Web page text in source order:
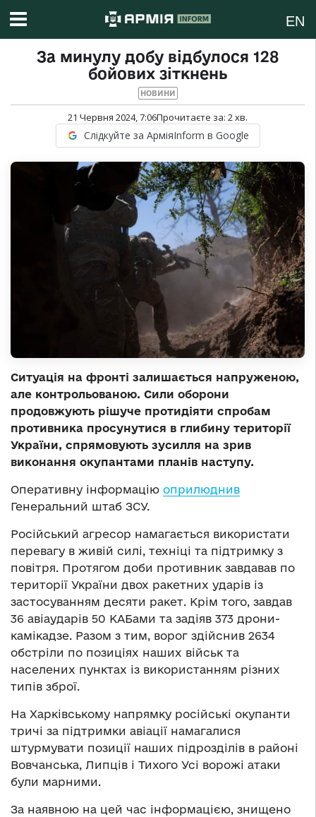
EN
За минулу добу відбулося 128
бойових зіткнень
НОВИНИ
21 Червня 2024, 7:06Прочитаєте за: 2хв.
Слідкуйте за АрміяInform в Google
Ситуація на фронті залишається напруженою,
але контрольованою. Сили оборони
продовжують рішуче протидіяти спробам
противника просунутися в глибину території
України, спрямовують зусилля на зрив
виконання окупантами планів наступу.
Оперативну інформацію оприлюднив
Генеральний штаб ЗСУ.
Російський агресор намагається використати
перевагу в живій силі, техніці та підтримку з
повітря. Протягом доби противник завдавав по
території України двох ракетних ударів із
застосуванням десяти ракет. Крім того, завдав
36 авіаударів 50 КАБами та задіяв 373 дрони-
камікадзе. Разом з тим, ворог здійснив 2634
обстріли по позиціях наших військ та
населених пунктах із використанням різних
типів зброї.
На Харківському напрямку російські окупанти
тричі за підтримки авіації намагалися
штурмувати позиції наших підрозділів в районі
Вовчанська, Липців і Тихого Усі ворожі атаки
були марними.
За наявною на цей час інформацією, знищено